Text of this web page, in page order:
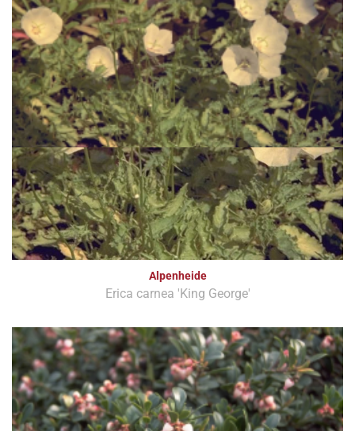
Alpenheide
Erica carnea 'King George'